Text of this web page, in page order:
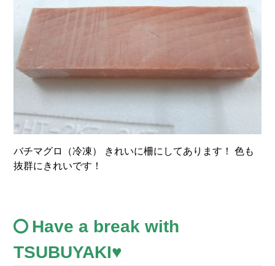
バチマグロ（冷凍） きれいに柵にしてあります！ 色も
抜群にきれいです！
Have a break with
TSUBUYAKI♥